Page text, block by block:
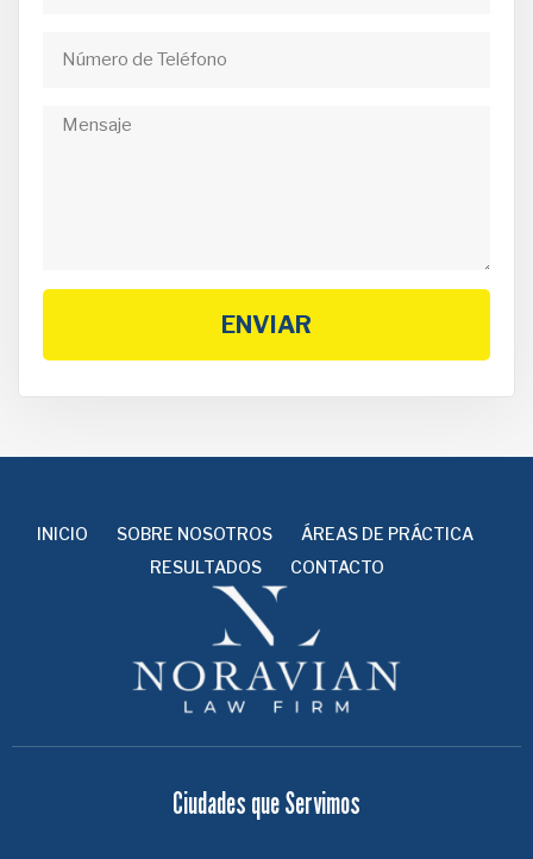
ENVIAR
INICIO SOBRE NOSOTROS
ÁREAS DE PRÁCTICA
RESULTADOS
CONTACTO
Ciudades que Servimos